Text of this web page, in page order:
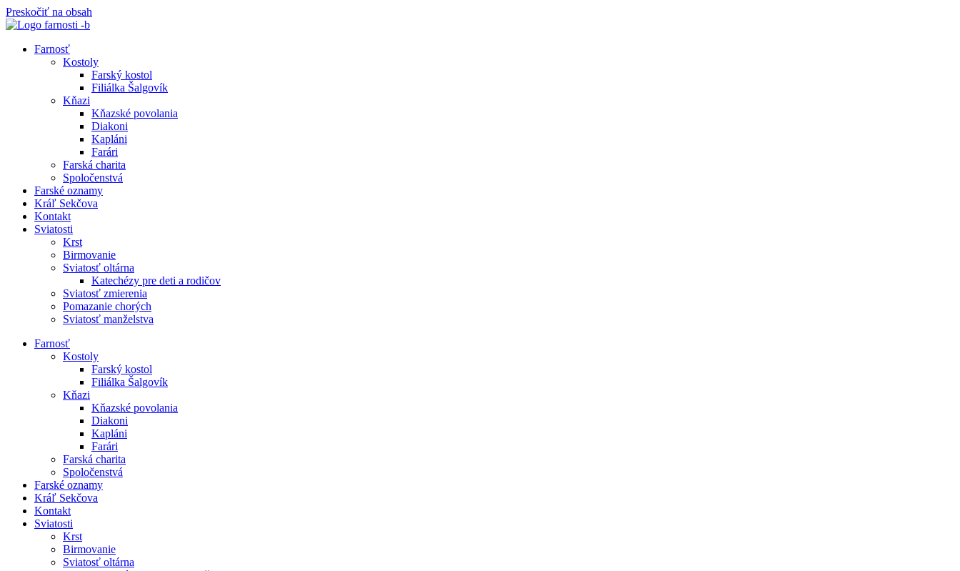
Preskočiť na obsah
Farnosť
Kostoly
Farský kostol
Filiálka Šalgovík
Kňazi
Kňazské povolania
Diakoni
Kapláni
Farári
Farská charita
Spoločenstvá
Farské oznamy
Kráľ Sekčova
Kontakt
Sviatosti
Krst
Birmovanie
Sviatosť oltárna
Katechézy pre deti a rodičov
Sviatosť zmierenia
Pomazanie chorých
Sviatosť manželstva
Farnosť
Kostoly
Farský kostol
Filiálka Šalgovík
Kňazi
Kňazské povolania
Diakoni
Kapláni
Farári
Farská charita
Spoločenstvá
Farské oznamy
Kráľ Sekčova
Kontakt
Sviatosti
Krst
Birmovanie
Sviatosť oltárna